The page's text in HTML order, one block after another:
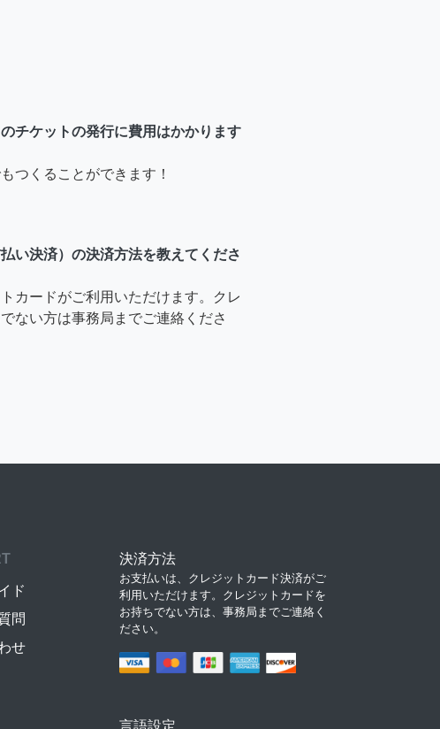
チケットの発行に費用はかかります
つくることができます！
い決済）の決済方法を教えてくださ
カードがご利用いただけます。クレ
ない方は事務局までご連絡くださ
ド
問
せ
決済方法
お支払いは、クレジットカード決済がご
利用いただけます。クレジットカードを
お持ちでない方は、事務局までご連絡く
ださい。
言語設定